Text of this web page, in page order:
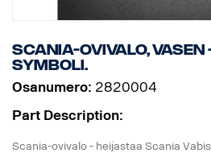
Scania-ovivalo, vasen
symboli.
Osanumero: 2820004
Part Description:
Scania-ovivalo - heijastaa Scania